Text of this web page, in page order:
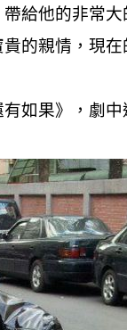
給他的非常
的親情，現
如果》，劇